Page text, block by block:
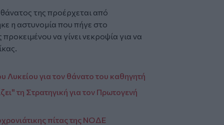
της προέρχεται από
η αστυνομία που πήγε στο
να γίνει νεκροψία για να
για τον θάνατο του καθηγητή
τη Στρατηγική για τον Πρωτογενή
πίτας της ΝΟΔΕ